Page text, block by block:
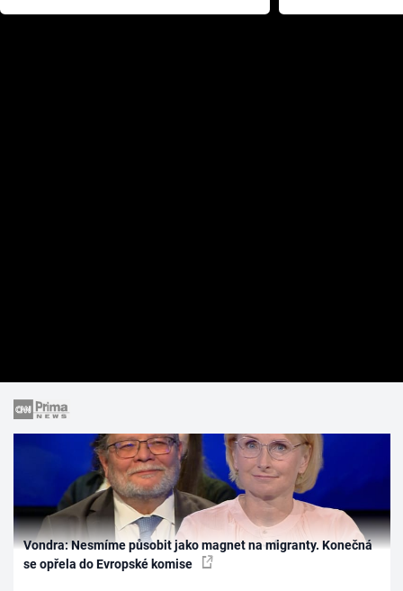
Pottera přišla s ráznou
přichází s
Vondra: Nesmíme působit jako magnet na migranty. Konečná
se opřela do Evropské komise